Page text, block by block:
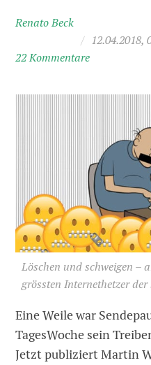
Renato Beck
/ 12.04.2018,
22 Kommentare
Löschen und schweigen –
grössten Internethetzer
Eine Weile war
TagesWoche sein
Jetzt publiziert Martin